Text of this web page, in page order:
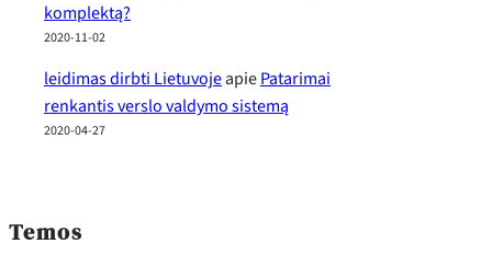
komplektą?
2020-11-02
leidimas dirbti LietuvojeapiePatarimai
renkantis verslo valdymo sistemą
2020-04-27
Temos